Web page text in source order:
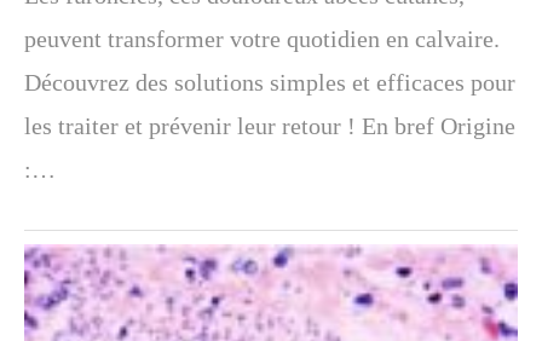
peuvent transformer votre quotidien en calvaire.
Découvrez des solutions simples et efficaces pour
les traiter et prévenir leur retour ! En bref Origine
:…